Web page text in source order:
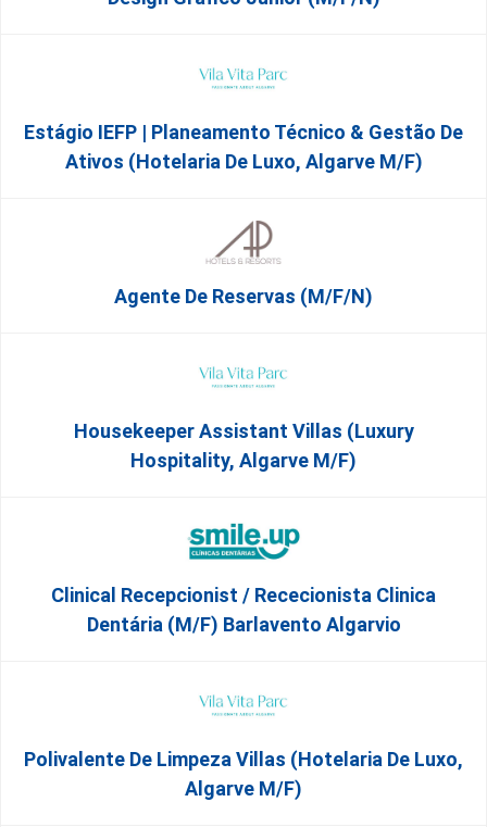
Estágio IEFP | Planeamento Técnico & Gestão De
Ativos (Hotelaria De Luxo, Algarve M/F)
Agente De Reservas (M/F/N)
Housekeeper Assistant Villas (Luxury
Hospitality, Algarve M/F)
Clinical Recepcionist / Rececionista Clinica
Dentária (M/F) Barlavento Algarvio
Polivalente De Limpeza Villas (Hotelaria De Luxo,
Algarve M/F)